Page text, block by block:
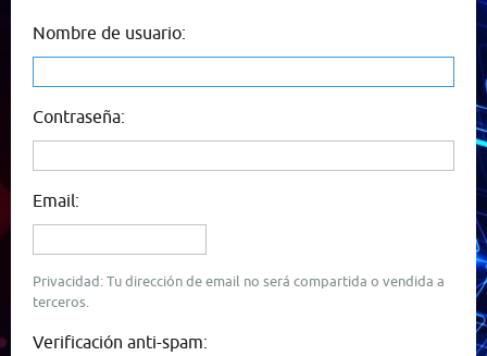
Nombre de usuario:
Contraseña:
Email:
Privacidad: Tu dirección de email no será compartida o vendida a
terceros.
Verificación anti-spam: